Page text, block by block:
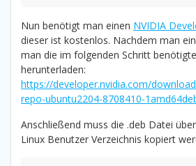
Nun benötigt man einen NVIDIA
dieser ist kostenlos. Nachdem man
man die im folgenden Schritt
herunterladen:
https://developer.nvidia.com/
repo-ubuntu2204-8708410-
Anschließend muss die .deb Datei
Linux Benutzer Verzeichnis kopiert